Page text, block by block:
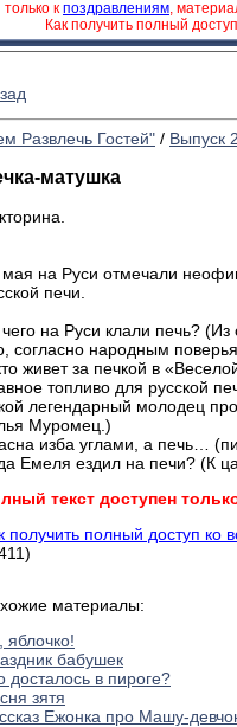
к поздравлениям,
Как получить полный
Развлечь Гостей" / Выпуск
матушка
мая на Руси отмечали
печи.
на Руси клали печь?
согласно народным
живет за печкой в
топливо для русской
легендарный молодец
Муромец.)
изба углами, а печь…
Емеля ездил на печи? (К
текст доступен
получить полный доступ ко
материалы:
яблочко!
бабушек
досталось в пироге?
зятя
Ежонка про Машу-